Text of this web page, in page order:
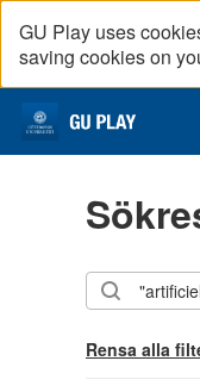
GU Play uses
saving cookies on
Rensa alla